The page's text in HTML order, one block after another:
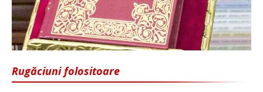
Rugăciuni folositoare